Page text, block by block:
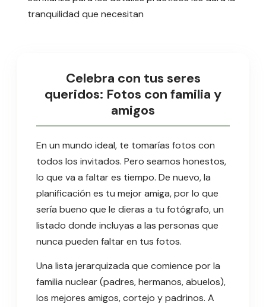
tranquilidad que necesitan
Celebra con tus seres
queridos: Fotos con familia y
amigos
En un mundo ideal, te tomarías fotos con
todos los invitados. Pero seamos honestos,
lo que va a faltar es tiempo. De nuevo, la
planificación es tu mejor amiga, por lo que
sería bueno que le dieras a tu fotógrafo, un
listado donde incluyas a las personas que
nunca pueden faltar en tus fotos.
Una lista jerarquizada que comience por la
familia nuclear (padres, hermanos, abuelos),
los mejores amigos, cortejo y padrinos. A